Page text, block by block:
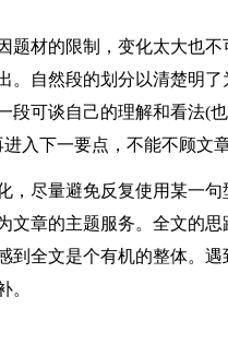
题材的限制，变化太大也
。自然段的划分以清楚明
段可谈自己的理解和看法(
入下一要点，不能不顾文
，尽量避免反复使用某一
文章的主题服务。全文的
到全文是个有机的整体。
。